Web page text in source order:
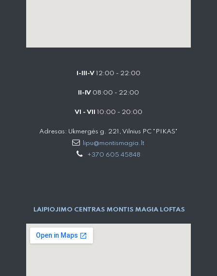
I-III-V 12:00 - 22:00
II-IV 08:00 - 22:00
VI - VII 10:00 - 20:00
Adresas: Ukmergės g. 221, Vilnius PC "PIKAS"
lipu@montismagia.lt
+370 605 45848
LAIPIOJIMO CENTRAS MONTIS MAGIA LOFTAS